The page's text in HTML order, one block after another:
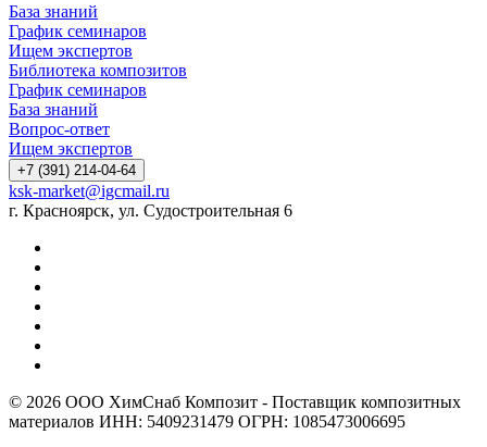
База знаний
График семинаров
Ищем экспертов
Библиотека композитов
График семинаров
База знаний
Вопрос-ответ
Ищем экспертов
+7 (391) 214-04-64
ksk-market@igcmail.ru
г. Красноярск, ул. Судостроительная 6
© 2026 ООО ХимСнаб Композит - Поставщик композитных
материалов ИНН: 5409231479 ОГРН: 1085473006695